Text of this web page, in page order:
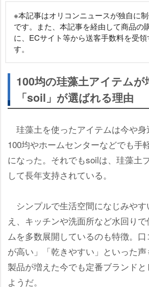
※本記事はオリコンニュースが独自に
です。また、本記事を経由して商品の
に、ECサイト等から送客手数料を受
す。
100均の珪藻土アイテムが
「soil」が選ばれる理由
珪藻土を使ったアイテムは今や身
100均やホームセンターなどでも手
になった。それでもsoilは、珪藻土
して長年支持されている。
シンプルで生活空間になじみやす
え、キッチンや洗面所など水回り
ムを多数展開しているのも特徴。
が高い」「乾きやすい」といった
製品が増えた今でも定番ブランド
ようだ。